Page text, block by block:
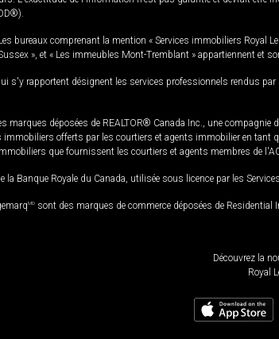
bureaux comprenant la mention « Services immobiliers Royal
», et « Les immeubles Mont-Tremblant » appartiennent et
s'y rapportent désignent les services professionnels rendus
marques déposées de REALTOR® Canada Inc., une
offerts par les courtiers et agents immobilier en
que fournissent les courtiers et agents membres de
la Banque Royale du Canada, utilisée sous licence par les
MD sont des marques de commerce déposées de
Découvrez la
Royal